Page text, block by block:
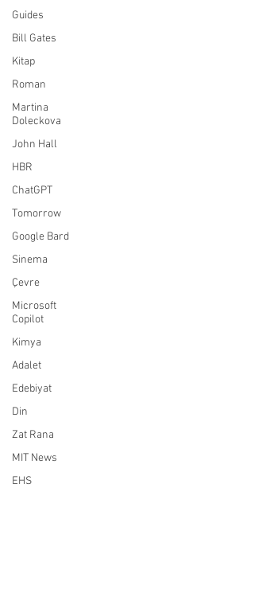
Guides
Bill Gates
Kitap
Roman
Martina
Doleckova
John Hall
HBR
ChatGPT
Tomorrow
Google Bard
Sinema
Çevre
Microsoft
Copilot
Kimya
Adalet
Edebiyat
Din
Zat Rana
MIT News
EHS